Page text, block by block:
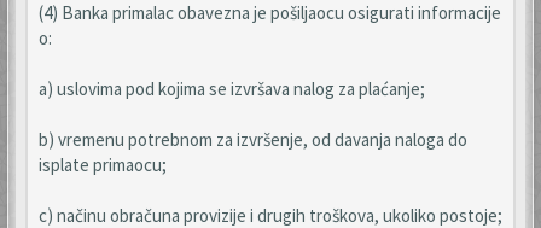
(4) Banka primalac obavezna je pošiljaocu osigurati informacije
o:
a) uslovima pod kojima se izvršava nalog za plaćanje;
b) vremenu potrebnom za izvršenje, od davanja naloga do
isplate primaocu;
c) načinu obračuna provizije i drugih troškova, ukoliko postoje;